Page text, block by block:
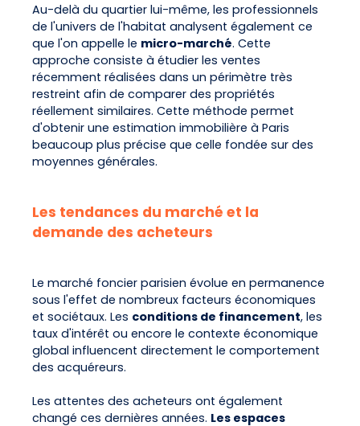
Au-delà du quartier lui-même, les professionnels
de l'univers de l'habitat analysent également ce
que l'on appelle le micro-marché. Cette
approche consiste à étudier les ventes
récemment réalisées dans un périmètre très
restreint afin de comparer des propriétés
réellement similaires. Cette méthode permet
d'obtenir une estimation immobilière à Paris
beaucoup plus précise que celle fondée sur des
moyennes générales.
Les tendances du marché et la
demande des acheteurs
Le marché foncier parisien évolue en permanence
sous l'effet de nombreux facteurs économiques
et sociétaux. Les conditions de financement, les
taux d'intérêt ou encore le contexte économique
global influencent directement le comportement
des acquéreurs.
Les attentes des acheteurs ont également
changé ces dernières années. Les espaces